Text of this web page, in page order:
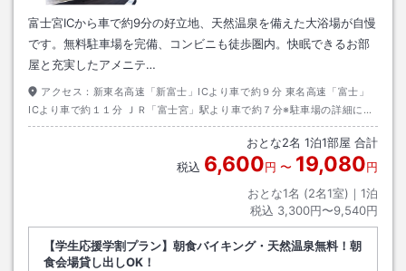
富士宮ICから車で約9分の好立地、天然温泉を備えた大浴場が自慢
です。無料駐車場を完備、コンビニも徒歩圏内。快眠できるお部
屋と充実したアメニテ…
アクセス： 新東名高速「新富士」ICより車で約９分 東名高速「富士」
ICより車で約１１分 ＪＲ「富士宮」駅より車で約７分※駐車場の詳細につ
いては、フォトギャラリーの地図をご確認下さい。
おとな2名 1泊1部屋 合計
税込 6,600円 〜 19,080円
おとな1名 (2名1室)｜ 1泊
税込 3,300円〜9,540円
【学生応援学割プラン】朝食バイキング・天然温泉無料！朝
食会場貸し出しOK！